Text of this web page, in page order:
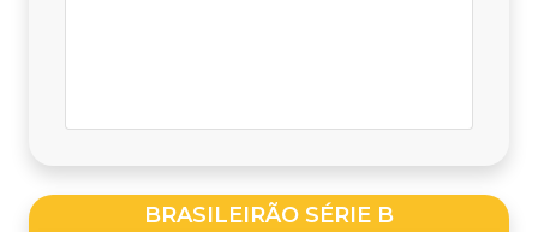
BRASILEIRÃO SÉRIE B